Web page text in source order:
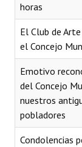
Dictámenes
Actas de Sesión
Ejecución
Actas de
NORMATIVA
horas
El Club de
el Concejo
Emotivo
del Concejo
nuestros
pobladores
Condolencias